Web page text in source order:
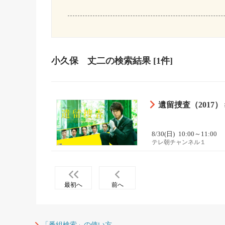
小久保 丈二の検索結果 [1件]
遺留捜査（2017）
8/30(日) 10:00～11:00
テレ朝チャンネル１
最初へ 前へ